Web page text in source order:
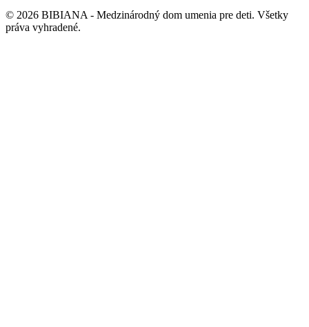
© 2026 BIBIANA - Medzinárodný dom umenia pre deti. Všetky
práva vyhradené.